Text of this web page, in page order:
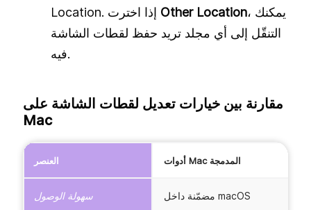
Other Location، يمكنك
التنقّل إلى أي مجلد تريد حفظ لقطات الشاشة
فيه.
مقارنة بين خيارات تعديل لقطات الشاشة على
Mac
العنصر أدوات Mac المدمجة
سهولة الوصول مضمّنة داخل macOS